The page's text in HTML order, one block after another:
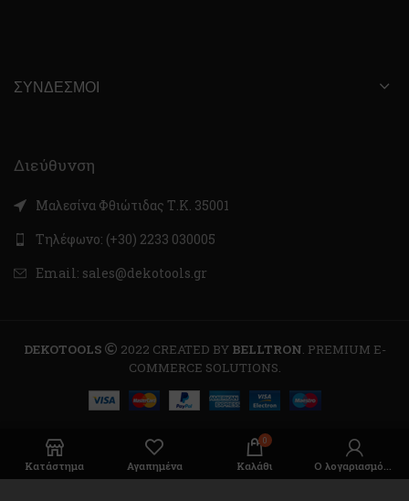
ΣΎΝΔΕΣΜΟΙ
Διεύθυνση
Μαλεσίνα Φθιώτιδας Τ.Κ. 35001
Τηλέφωνο: (+30) 2233 030005
Email: sales@dekotools.gr
DEKOTOOLS 2022 CREATED BY BELLTRON. PREMIUM E-
COMMERCE SOLUTIONS.
Κατάστημα Αγαπημένα
0
Καλάθι Ο λογαριασμός μου